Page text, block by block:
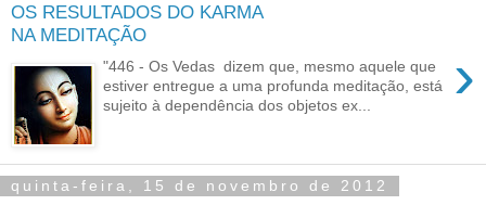
OS RESULTADOS DO KARMA
NA MEDITAÇÃO
›
"446 - Os Vedas dizem que, mesmo aquele que
estiver entregue a uma profunda meditação, está
sujeito à dependência dos objetos ex...
quinta-feira, 15 de novembro de 2012